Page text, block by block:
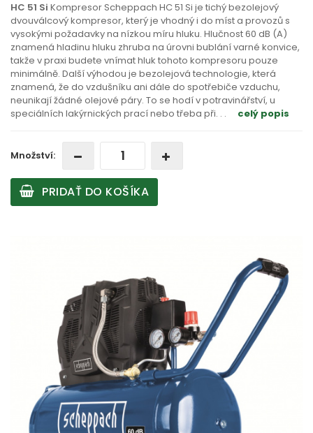
HC 51 Si Kompresor Scheppach HC 51 Si je tichý bezolejový
dvouválcový kompresor, který je vhodný i do míst a provozů s
vysokými požadavky na nízkou míru hluku. Hlučnost 60 dB (A)
znamená hladinu hluku zhruba na úrovni bublání varné konvice,
takže v praxi budete vnímat hluk tohoto kompresoru pouze
minimálně. Další výhodou je bezolejová technologie, která
znamená, že do vzdušníku ani dále do spotřebiče vzduchu,
neunikají žádné olejové páry. To se hodí v potravinářství, u
speciálních lakýrnických prací nebo třeba při. . . celý popis
Množství:
PRIDAŤ DO KOŠÍKA